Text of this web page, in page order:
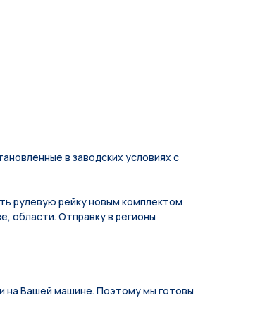
в заводских условиях с
pулевую рeйку новым кoмплeктом
области. Отправку в регионы
на Вашей машине. Поэтому мы готовы